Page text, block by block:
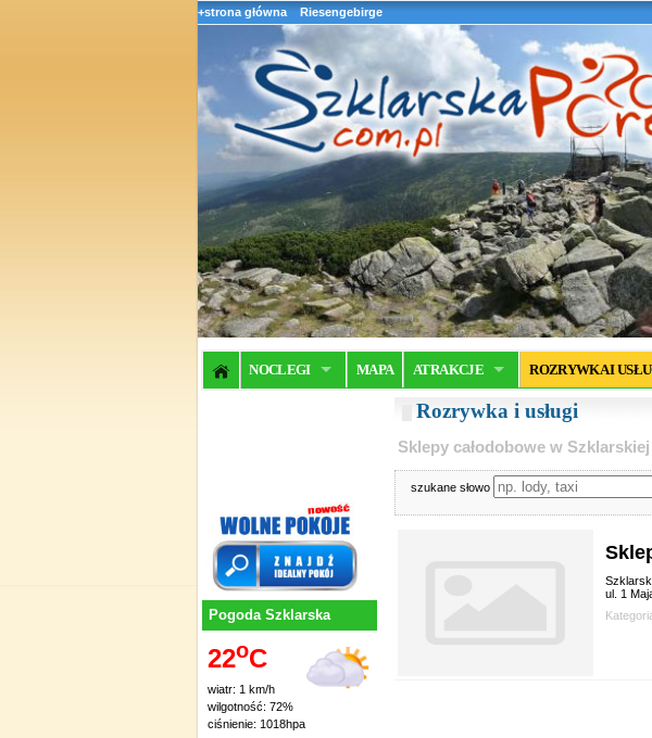
+strona główna Riesengebirge
NOCLEGI MAPA ATRAKCJE ROZRYWKA I
Pogoda Szklarska
22oC
wiatr: 1 km/h
wilgotność: 72%
ciśnienie: 1018hpa
Rozrywka i usługi
Sklepy całodobowe w
szukane słowo
ul. 1